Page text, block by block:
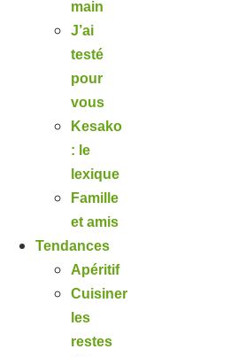
main
J’ai
testé
pour
vous
Kesako
: le
lexique
Famille
et amis
Tendances
Apéritif
Cuisiner
les
restes